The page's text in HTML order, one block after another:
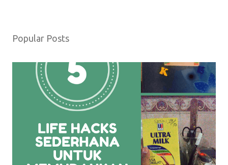
Popular Posts